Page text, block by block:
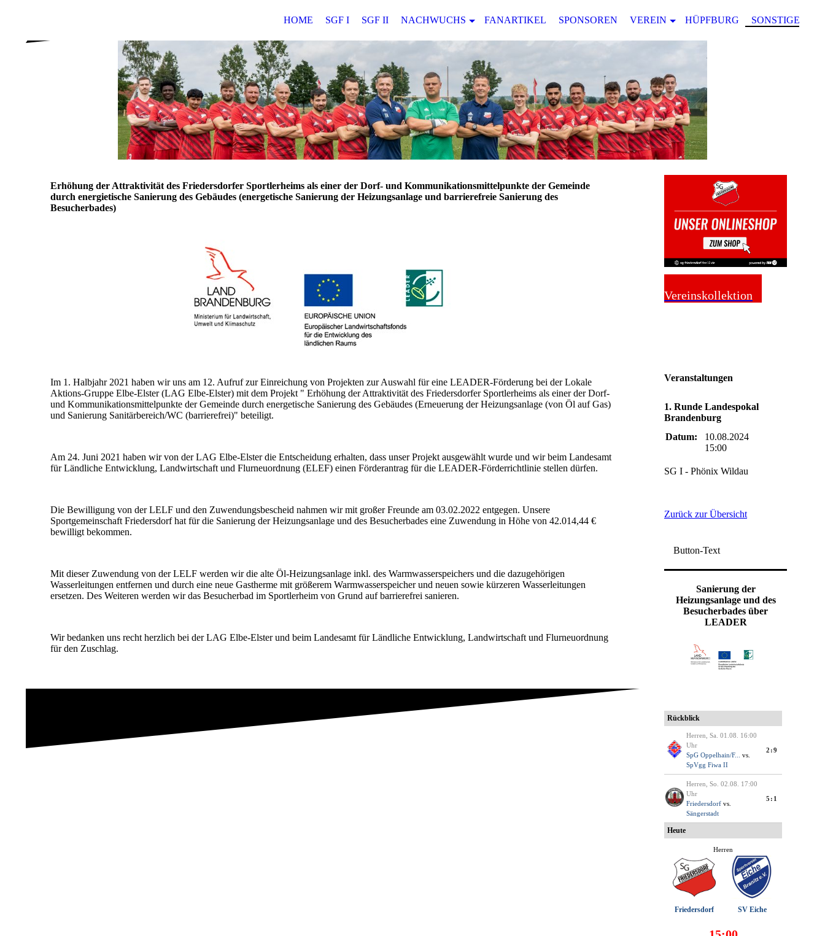
HOME SGF I SGF II NACHWUCHS FANARTIKEL SPONSOREN VEREIN HÜPFBURG SONSTIGES
Erhöhung der Attraktivität des Friedersdorfer Sportlerheims als einer der Dorf- und Kommunikationsmittelpunkte der Gemeinde
durch energietische Sanierung des Gebäudes (energetische Sanierung der Heizungsanlage und barrierefreie Sanierung des
Besucherbades)
Im 1. Halbjahr 2021 haben wir uns am 12. Aufruf zur Einreichung von Projekten zur Auswahl für eine LEADER-Förderung bei der Lokale
Aktions-Gruppe Elbe-Elster (LAG Elbe-Elster) mit dem Projekt " Erhöhung der Attraktivität des Friedersdorfer Sportlerheims als einer der Dorf-
und Kommunikationsmittelpunkte der Gemeinde durch energetische Sanierung des Gebäudes (Erneuerung der Heizungsanlage (von Öl auf Gas)
und Sanierung Sanitärbereich/WC (barrierefrei)" beteiligt.
Am 24. Juni 2021 haben wir von der LAG Elbe-Elster die Entscheidung erhalten, dass unser Projekt ausgewählt wurde und wir beim Landesamt
für Ländliche Entwicklung, Landwirtschaft und Flurneuordnung (ELEF) einen Förderantrag für die LEADER-Förderrichtlinie stellen dürfen.
Die Bewilligung von der LELF und den Zuwendungsbescheid nahmen wir mit großer Freunde am 03.02.2022 entgegen. Unsere
Sportgemeinschaft Friedersdorf hat für die Sanierung der Heizungsanlage und des Besucherbades eine Zuwendung in Höhe von 42.014,44 €
bewilligt bekommen.
Mit dieser Zuwendung von der LELF werden wir die alte Öl-Heizungsanlage inkl. des Warmwasserspeichers und die dazugehörigen
Wasserleitungen entfernen und durch eine neue Gastherme mit größerem Warmwasserspeicher und neuen sowie kürzeren Wasserleitungen
ersetzen. Des Weiteren werden wir das Besucherbad im Sportlerheim von Grund auf barrierefrei sanieren.
Wir bedanken uns recht herzlich bei der LAG Elbe-Elster und beim Landesamt für Ländliche Entwicklung, Landwirtschaft und Flurneuordnung
für den Zuschlag.
Vereinskollektion
Veranstaltungen
1. Runde Landespokal
Brandenburg
Datum:
10.08.2024
15:00
SG I - Phönix Wildau
Zurück zur Übersicht
Button-Text
Sanierung der
Heizungsanlage und des
Besucherbades über
LEADER